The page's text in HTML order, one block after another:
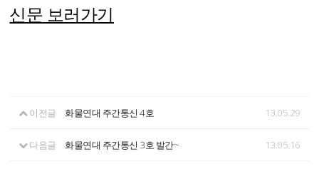
신문 보러가기
이전글 화물연대 주간통신 4호 13.05.29
다음글 화물연대 주간통신 3호 발간~ 13.05.16